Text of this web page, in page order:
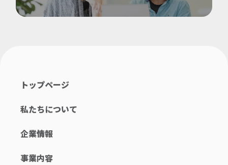
トップページ
私たちについて
企業情報
事業内容